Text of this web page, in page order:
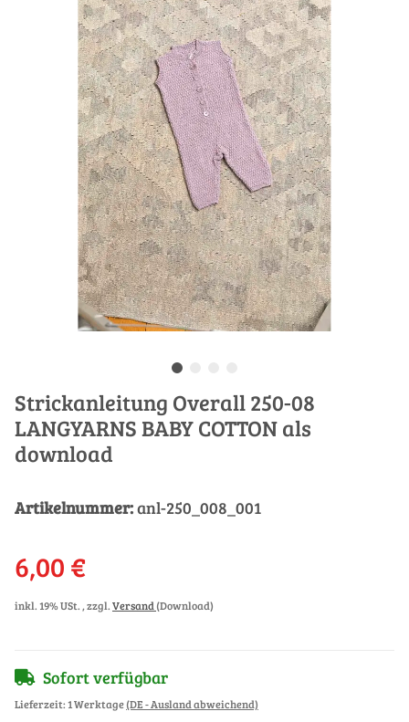
Strickanleitung Overall 250-08
LANGYARNS BABY COTTON als
download
Artikelnummer:anl-250_008_001
6,00 €
inkl. 19% USt. , zzgl.Versand (Download)
Sofort verfügbar
Lieferzeit:1 Werktage(DE - Ausland abweichend)